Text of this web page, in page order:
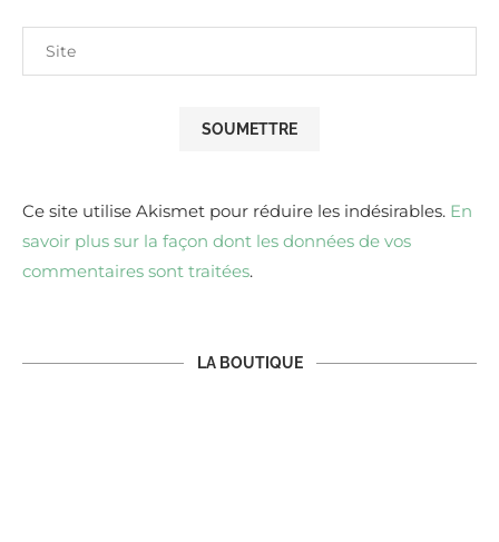
Ce site utilise Akismet pour réduire les indésirables. En
savoir plus sur la façon dont les données de vos
commentaires sont traitées.
LA BOUTIQUE